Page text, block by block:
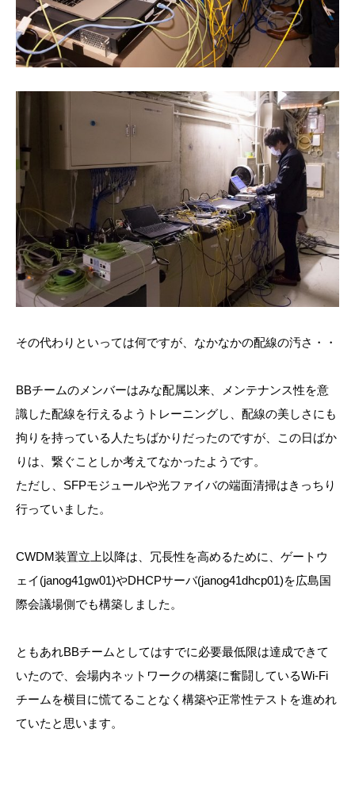
その代わりといっては何ですが、なかなかの配線の汚さ・・
BBチームのメンバーはみな配属以来、メンテナンス性を意
識した配線を行えるようトレーニングし、配線の美しさにも
拘りを持っている人たちばかりだったのですが、この日ばか
りは、繋ぐことしか考えてなかったようです。
ただし、SFPモジュールや光ファイバの端面清掃はきっちり
行っていました。
CWDM装置立上以降は、冗長性を高めるために、ゲートウ
ェイ(janog41gw01)やDHCPサーバ(janog41dhcp01)を広島国
際会議場側でも構築しました。
ともあれBBチームとしてはすでに必要最低限は達成できて
いたので、会場内ネットワークの構築に奮闘しているWi-Fi
チームを横目に慌てることなく構築や正常性テストを進めれ
ていたと思います。